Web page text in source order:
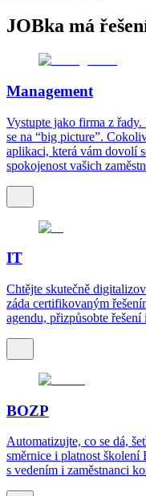
JOBka má
Management
Vystupte jako firma z
se na “big picture”.
aplikaci, která vám dovolí
spokojenost vašich
IT
Chtějte skutečně
záda certifikovaným
agendu, přizpůsobte řešení
BOZP
Automatizujte, co se dá,
směrnice i platnost školení
s vedením i zaměstnanci